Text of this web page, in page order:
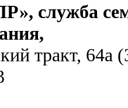
служба
тракт, 64а